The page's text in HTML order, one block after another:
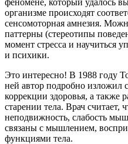
организме происходят
сенсомоторная амнезия.
паттерны (стереотипы
момент стресса и научиться
и психики.
Это интересно! В 1988 году
ней автор подробно изложил
коррекции здоровья, а
старении тела. Врач считает,
неподвижность, слабость
связаны с мышлением,
функциями тела.